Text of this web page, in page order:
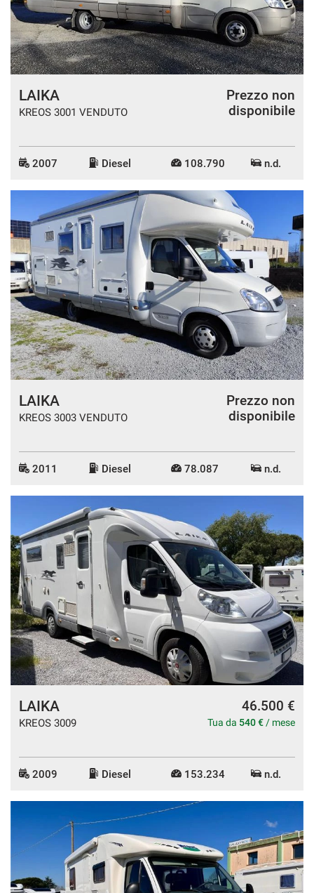
LAIKA
KREOS 3001 VENDUTO
Prezzo non
disponibile
2007 Diesel 108.790 n.d.
LAIKA
KREOS 3003 VENDUTO
Prezzo non
disponibile
2011 Diesel 78.087 n.d.
LAIKA
KREOS 3009
46.500 €
Tua da 540 € / mese
2009 Diesel 153.234 n.d.